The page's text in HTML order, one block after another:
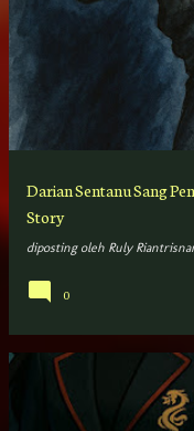
Darian Sentanu Sang
Story
diposting oleh Ruly
0